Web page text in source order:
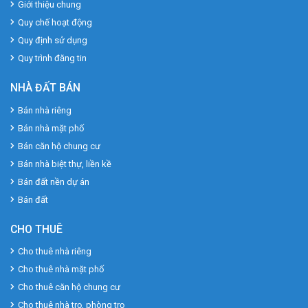
Giới thiệu chung
Quy chế hoạt động
Quy định sử dụng
Quy trình đăng tin
NHÀ ĐẤT BÁN
Bán nhà riêng
Bán nhà mặt phố
Bán căn hộ chung cư
Bán nhà biệt thự, liền kề
Bán đất nền dự án
Bán đất
CHO THUÊ
Cho thuê nhà riêng
Cho thuê nhà mặt phố
Cho thuê căn hộ chung cư
Cho thuê nhà trọ, phòng trọ